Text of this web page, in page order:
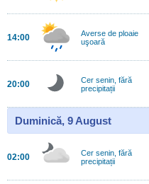
14:00
Averse de ploaie
uşoară
20:00
Cer senin, fără
precipitații
Duminică, 9 August
02:00
Cer senin, fără
precipitații